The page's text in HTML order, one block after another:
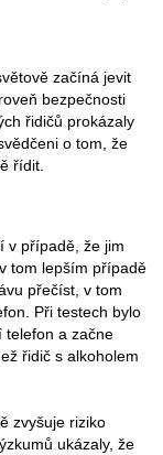
začíná jevit
bezpečnosti
řidičů prokázaly
o tom, že
řídit.
v případě, že jim
tom lepším případě
přečíst, v tom
Při testech bylo
telefon a začne
řidič s alkoholem
zvyšuje riziko
ukázaly, že